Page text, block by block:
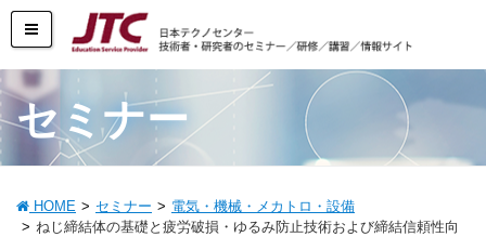
セミナー
HOME セミナー
電気・機械・メカトロ・設備
ねじ締結体の基礎と疲労破損・ゆるみ防止技術および締結信頼性向